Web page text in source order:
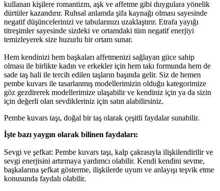
kullanan kişilere romantizm, aşk ve affetme gibi duygulara yönelik
dürtüler kazandırır. Ruhsal anlamda şifa kaynağı olması sayesinde
negatif düşüncelerinizi ve tabularınızı uzaklaştırır. Etrafa yayığı
titreşimler sayesinde sizdeki ve ortamdaki tüm negatif enerjiyi
temizleyerek size huzurlu bir ortam sunar.
Hem kendinizi hem başkaları affetmenizi sağlayan güce sahip
olması ile birlikte kadın ve erkekler için hem takı formunda hem de
sade taş hali ile tercih edilen taşların başında gelir. Siz de hemen
pembe kuvars ile tasarlanmış modellerimizin olduğu kategorimize
göz gezdirerek modellerimize ulaşabilir ve kendiniz için ya da sizin
için değerli olan sevdikleriniz için satın alabilirsiniz.
Pembe kuvars taşı, doğal bir taş olarak çeşitli faydalar sunabilir.
İşte bazı yaygın olarak bilinen faydaları:
Sevgi ve şefkat: Pembe kuvars taşı, kalp çakrasıyla ilişkilendirilir ve
sevgi enerjisini artırmaya yardımcı olabilir. Kendi kendini sevme,
başkalarına şefkat gösterme, ilişkilerde uyum ve anlayışı teşvik etme
konusunda faydalı olabilir.